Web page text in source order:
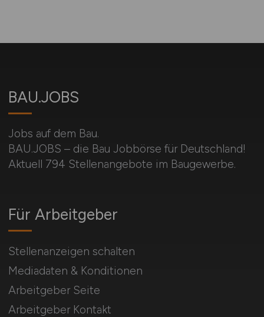
BAU.JOBS
Jobs auf dem Bau.
BAU.JOBS – die Bau Jobbörse für Deutschland!
Aktuell 794 Stellenangebote im Baugewerbe.
Für Arbeitgeber
Stellenanzeigen schalten
Mediadaten & Konditionen
Arbeitgeber Seite
Arbeitgeber Kontakt